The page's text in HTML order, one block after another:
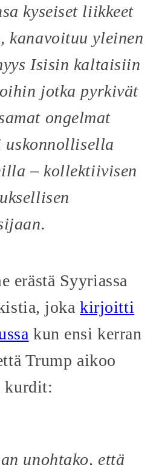
kyseiset liikkeet
kanavoituu yleinen
Isisin kaltaisiin
jotka pyrkivät
ongelmat
uskonnollisella
– kollektiivisen
erästä Syyriassa
jokakirjoitti
kun ensi kerran
Trump aikoo
kurdit:
unohtako, että